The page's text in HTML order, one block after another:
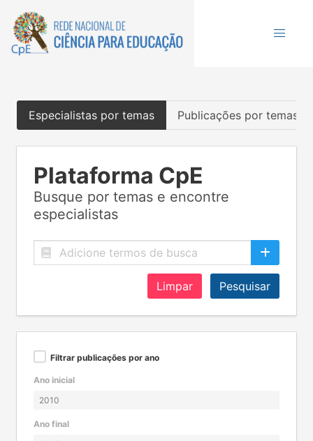
Especialistas por temas Publicações por temas
Plataforma CpE
Busque por temas e encontre
especialistas
Limpar Pesquisar
Filtrar publicações por ano
Ano inicial
Ano final